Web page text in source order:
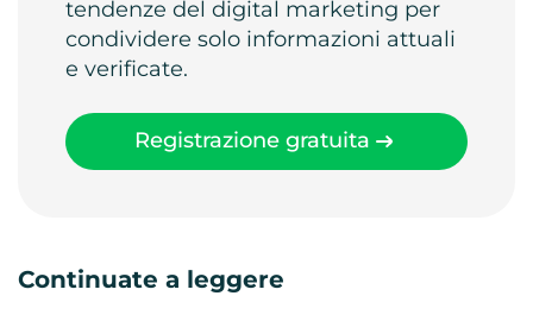
tendenze del digital marketing per
condividere solo informazioni attuali
e verificate.
Registrazione gratuita
Continuate a leggere